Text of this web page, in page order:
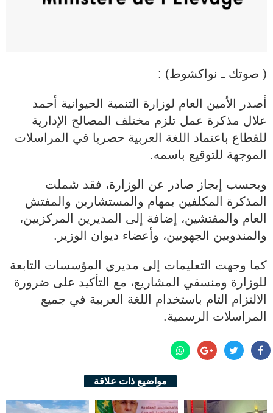
( صوتك ـ نواكشوط) :
أصدر الأمين العام لوزارة التنمية الحيوانية أحمد
علال مذكرة عمل تلزم مختلف المصالح الإدارية
للقطاع باعتماد اللغة العربية حصريا في المراسلات
الموجهة للتوقيع باسمه.
وبحسب إيجاز صادر عن الوزارة، فقد شملت
المذكرة المكلفين بمهام والمستشارين والمفتش
العام والمفتشين، إضافة إلى المديرين المركزيين،
والمندوبين الجهويين، وأعضاء ديوان الوزير.
كما وجهت التعليمات إلى مديري المؤسسات التابعة
للوزارة ومنسقي المشاريع، مع التأكيد على ضرورة
الالتزام التام باستخدام اللغة العربية في جميع
المراسلات الرسمية.
مواضيع ذات علاقة